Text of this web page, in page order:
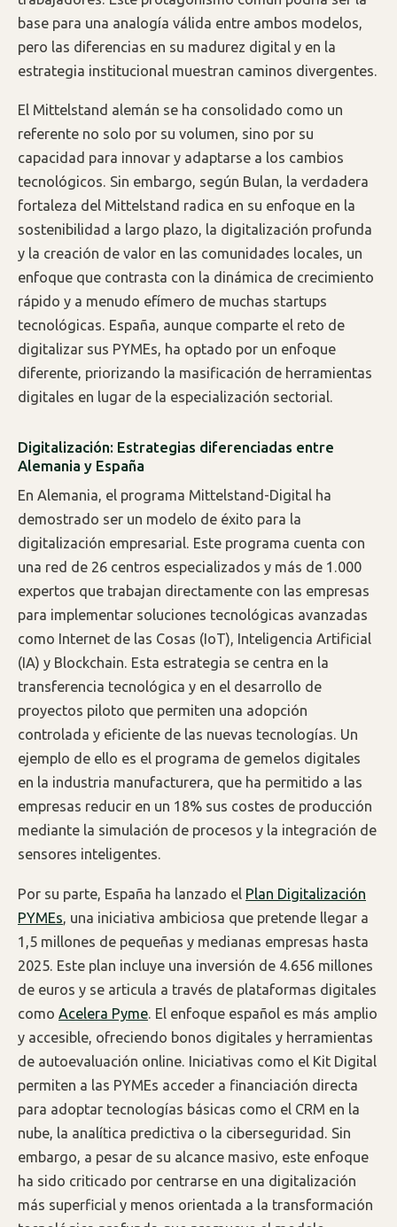
base para una analogía válida entre ambos modelos,
pero las diferencias en su madurez digital y en la
estrategia institucional muestran caminos divergentes.
El Mittelstand alemán se ha consolidado como un
referente no solo por su volumen, sino por su
capacidad para innovar y adaptarse a los cambios
tecnológicos. Sin embargo, según Bulan, la verdadera
fortaleza del Mittelstand radica en su enfoque en la
sostenibilidad a largo plazo, la digitalización profunda
y la creación de valor en las comunidades locales, un
enfoque que contrasta con la dinámica de crecimiento
rápido y a menudo efímero de muchas startups
tecnológicas. España, aunque comparte el reto de
digitalizar sus PYMEs, ha optado por un enfoque
diferente, priorizando la masificación de herramientas
digitales en lugar de la especialización sectorial.
Digitalización: Estrategias diferenciadas entre
Alemania y España
En Alemania, el programa Mittelstand-Digital ha
demostrado ser un modelo de éxito para la
digitalización empresarial. Este programa cuenta con
una red de 26 centros especializados y más de 1.000
expertos que trabajan directamente con las empresas
para implementar soluciones tecnológicas avanzadas
como Internet de las Cosas (IoT), Inteligencia Artificial
(IA) y Blockchain. Esta estrategia se centra en la
transferencia tecnológica y en el desarrollo de
proyectos piloto que permiten una adopción
controlada y eficiente de las nuevas tecnologías. Un
ejemplo de ello es el programa de gemelos digitales
en la industria manufacturera, que ha permitido a las
empresas reducir en un 18% sus costes de producción
mediante la simulación de procesos y la integración de
sensores inteligentes.
Por su parte, España ha lanzado el Plan Digitalización
PYMEs , una iniciativa ambiciosa que pretende llegar a
1,5 millones de pequeñas y medianas empresas hasta
2025. Este plan incluye una inversión de 4.656 millones
de euros y se articula a través de plataformas digitales
como Acelera Pyme . El enfoque español es más amplio
y accesible, ofreciendo bonos digitales y herramientas
de autoevaluación online. Iniciativas como el Kit Digital
permiten a las PYMEs acceder a financiación directa
para adoptar tecnologías básicas como el CRM en la
nube, la analítica predictiva o la ciberseguridad. Sin
embargo, a pesar de su alcance masivo, este enfoque
ha sido criticado por centrarse en una digitalización
más superficial y menos orientada a la transformación